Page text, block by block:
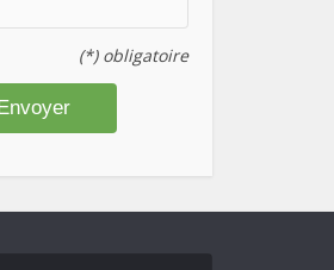
(*) obligatoire